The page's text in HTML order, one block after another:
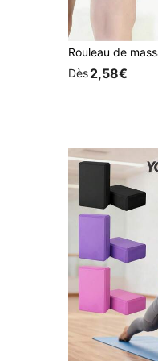
Dès2,58€